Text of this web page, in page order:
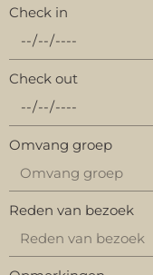
Check in
Check out
Omvang groep
Reden van bezoek